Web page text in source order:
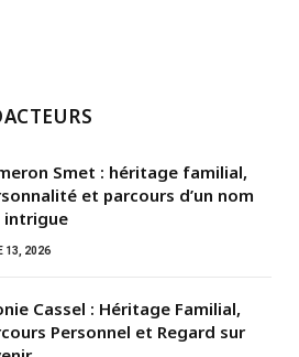
Smet : héritage familial,
et parcours d’un nom
intrigue
13, 2026
Cassel : Héritage Familial,
Personnel et Regard sur